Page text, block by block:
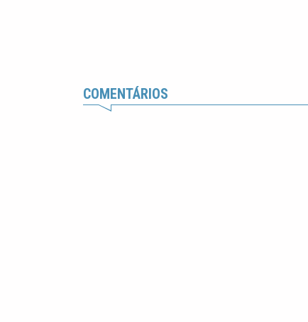
COMENTÁRIOS